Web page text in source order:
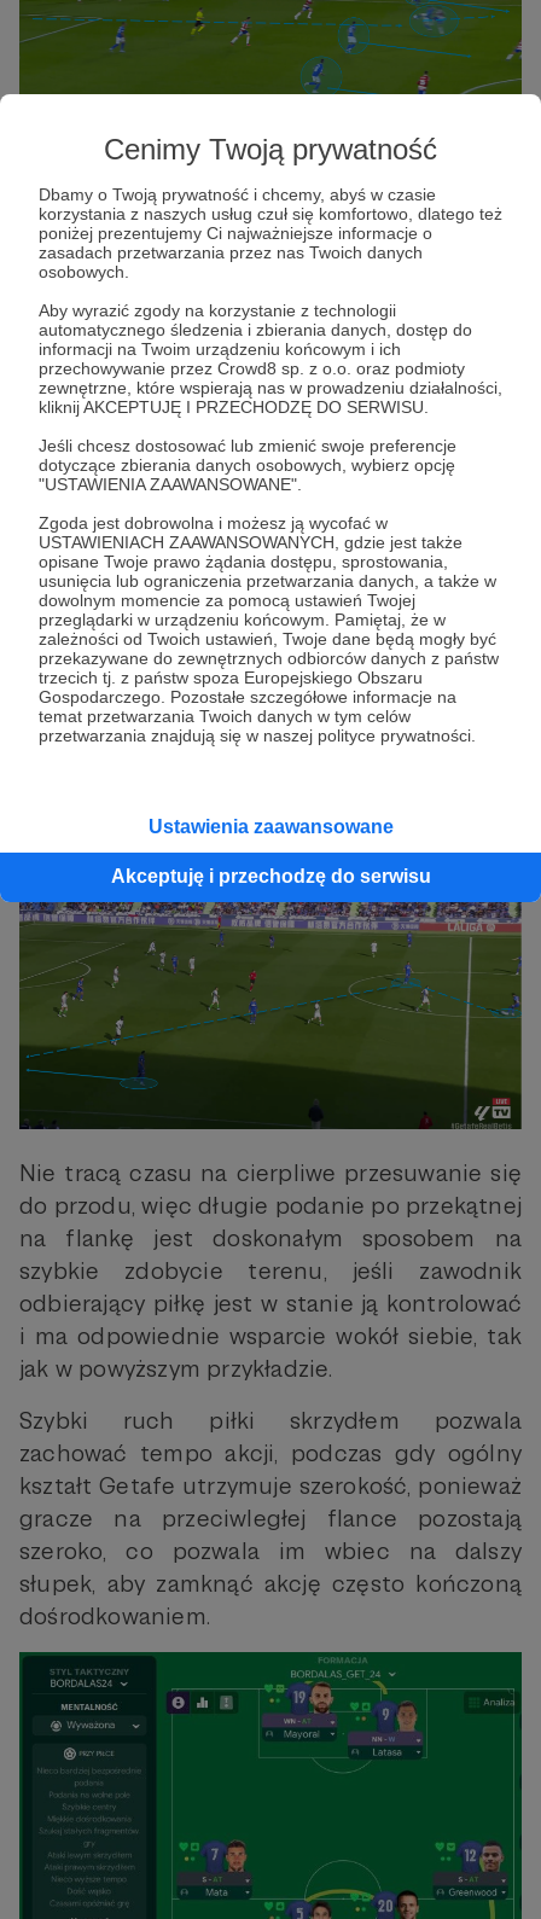
Cenimy Twoją prywatność
Dbamy o Twoją prywatność i chcemy, abyś w czasie
korzystania z naszych usług czuł się komfortowo, dlatego też
poniżej prezentujemy Ci najważniejsze informacje o
zasadach przetwarzania przez nas Twoich danych
osobowych.
Aby wyrazić zgody na korzystanie z technologii
automatycznego śledzenia i zbierania danych, dostęp do
informacji na Twoim urządzeniu końcowym i ich
przechowywanie przez Crowd8 sp. z o.o. oraz podmioty
zewnętrzne, które wspierają nas w prowadzeniu działalności,
kliknij AKCEPTUJĘ I PRZECHODZĘ DO SERWISU.
Jeśli chcesz dostosować lub zmienić swoje preferencje
dotyczące zbierania danych osobowych, wybierz opcję
"USTAWIENIA ZAAWANSOWANE".
Zgoda jest dobrowolna i możesz ją wycofać w
USTAWIENIACH ZAAWANSOWANYCH, gdzie jest także
opisane Twoje prawo żądania dostępu, sprostowania,
usunięcia lub ograniczenia przetwarzania danych, a także w
dowolnym momencie za pomocą ustawień Twojej
przeglądarki w urządzeniu końcowym. Pamiętaj, że w
zależności od Twoich ustawień, Twoje dane będą mogły być
przekazywane do zewnętrznych odbiorców danych z państw
trzecich tj. z państw spoza Europejskiego Obszaru
Gospodarczego. Pozostałe szczegółowe informacje na
temat przetwarzania Twoich danych w tym celów
przetwarzania znajdują się w naszej polityce prywatności.
Ustawienia zaawansowane
Akceptuję i przechodzę do serwisu
Jak można się spodziewać w przypadku
zespołu, który dominuje w powietrzu,
napastnicy dysponują odpowiednią siłą i nie
boją się fizycznych pojedynków. W tym czasie
pomocnicy ruszają do przodu, aby stworzyć
przewagę liczebną w wybranej strefie.
Sekwencja schodzenia napastników głębiej,
odgrywania piłki do wbiegających
pomocników i biegu powrotnego na wolne
Podania progresywne to sposób na
zmierzenie częstotliwości drużyny w
przenoszeniu piłki znacznie bliżej bramki za
pomocą długich podań i jest to kolejny
mocny obszar Getafe. Podczas gdy z ich
celnością mają wyraźne kłopoty, ich wskaźnik
liczby prób (2715 prób w 30 meczach) jest
niż niejedna szczegółowa analiza.
Nie tracą czasu na cierpliwe przesuwanie się
do przodu, więc długie podanie po przekątnej
na flankę jest doskonałym sposobem na
szybkie zdobycie terenu, jeśli zawodnik
odbierający piłkę jest w stanie ją kontrolować
i ma odpowiednie wsparcie wokół siebie, tak
jak w powyższym przykładzie.
Szybki ruch piłki skrzydłem pozwala
zachować tempo akcji, podczas gdy ogólny
kształt Getafe utrzymuje szerokość, ponieważ
gracze na przeciwległej flance pozostają
szeroko, co pozwala im wbiec na dalszy
słupek, aby zamknąć akcję często kończoną
dośrodkowaniem.